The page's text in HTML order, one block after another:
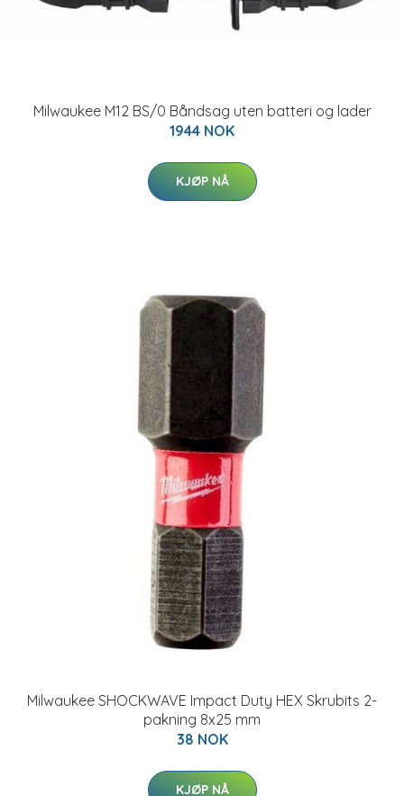
Milwaukee M12 BS/0 Båndsag uten batteri og lader
1944 NOK
KJØP NÅ
Milwaukee SHOCKWAVE Impact Duty HEX Skrubits 2-
pakning 8x25 mm
38 NOK
KJØP NÅ